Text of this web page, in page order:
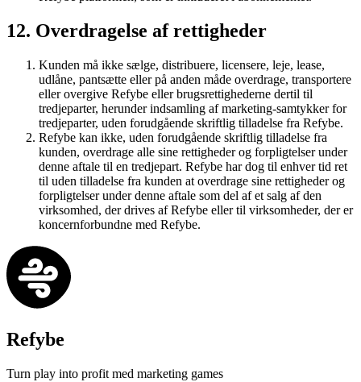
12. Overdragelse af rettigheder
Kunden må ikke sælge, distribuere, licensere, leje, lease,
udlåne, pantsætte eller på anden måde overdrage, transportere
eller overgive Refybe eller brugsrettighederne dertil til
tredjeparter, herunder indsamling af marketing-samtykker for
tredjeparter, uden forudgående skriftlig tilladelse fra Refybe.
Refybe kan ikke, uden forudgående skriftlig tilladelse fra
kunden, overdrage alle sine rettigheder og forpligtelser under
denne aftale til en tredjepart. Refybe har dog til enhver tid ret
til uden tilladelse fra kunden at overdrage sine rettigheder og
forpligtelser under denne aftale som del af et salg af den
virksomhed, der drives af Refybe eller til virksomheder, der er
koncernforbundne med Refybe.
Refybe
Turn play into profit med marketing games